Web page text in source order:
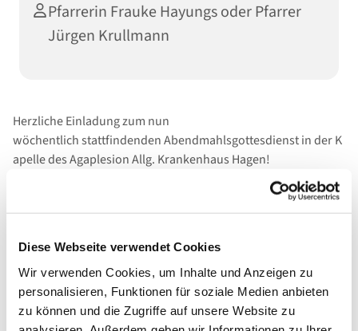
Diese Webseite verwendet Cookies
Wir verwenden Cookies, um Inhalte und Anzeigen zu
personalisieren, Funktionen für soziale Medien anbieten
zu können und die Zugriffe auf unsere Website zu
Pfarrerin Frauke Hayungs oder Pfarrer
Jürgen Krullmann
Herzliche Einladung zum nun
wöchentlich stattfindenden Abendmahlsgottesdienst in der K
apelle des Agaplesion Allg. Krankenhaus Hagen!